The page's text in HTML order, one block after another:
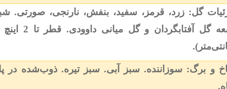
گل: زرد، قرمز، سفید، بنفش، نارنجی، صورتی.
.
و برگ: سوزاننده. سبز آبی. سبز تیره. ذوب‌شده در
.